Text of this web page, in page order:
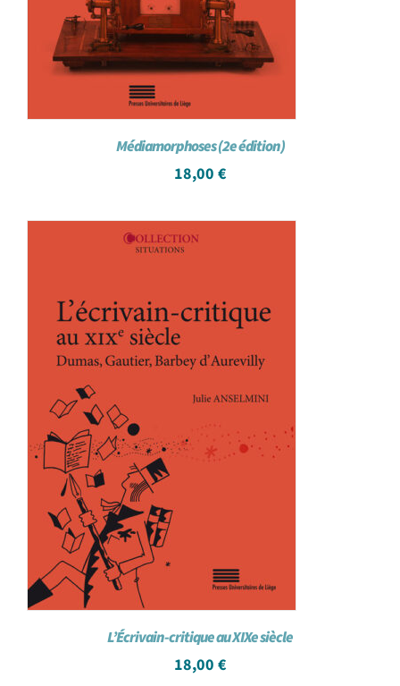
Médiamorphoses (2e édition)
18,00 €
L’Écrivain-critique au XIXe siècle
18,00 €